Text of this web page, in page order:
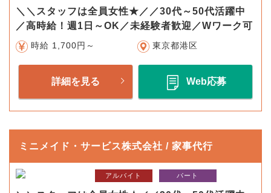
＼＼スタッフは全員女性★／／30代～50代活躍中
／高時給！週1日～OK／未経験者歓迎／Wワーク可
時給 1,700円～ 東京都港区
詳細を見る Web応募
ミニメイド・サービス株式会社 / 家事代行
アルバイト パート